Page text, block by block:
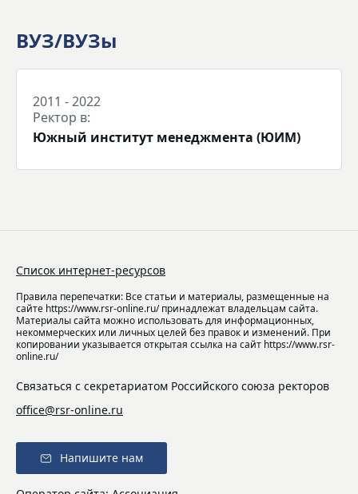
ВУЗ/ВУЗы
2011 - 2022
Ректор в:
Южный институт менеджмента (ЮИМ)
Список интернет-ресурсов
Правила перепечатки: Все статьи и материалы, размещенные на
сайте https://www.rsr-online.ru/ принадлежат владельцам сайта.
Материалы сайта можно использовать для информационных,
некоммерческих или личных целей без правок и изменений. При
копировании указывается открытая ссылка на сайт https://www.rsr-
online.ru/
Связаться с секретариатом Российского союза ректоров
office@rsr-online.ru
Напишите нам